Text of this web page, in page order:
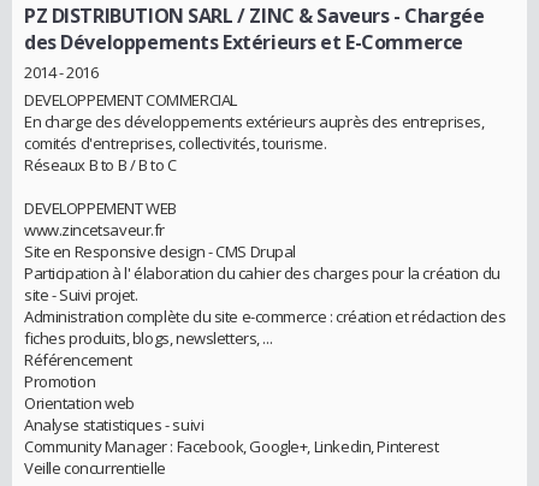
PZ DISTRIBUTION SARL / ZINC & Saveurs- Chargée
des Développements Extérieurs et E-Commerce
2014 - 2016
DEVELOPPEMENT COMMERCIAL
En charge des développements extérieurs auprès des entreprises,
comités d'entreprises, collectivités, tourisme.
Réseaux B to B / B to C
DEVELOPPEMENT WEB
www.zincetsaveur.fr
Site en Responsive design - CMS Drupal
Participation à l' élaboration du cahier des charges pour la création du
site - Suivi projet.
Administration complète du site e-commerce : création et rédaction des
fiches produits, blogs, newsletters, ...
Référencement
Promotion
Orientation web
Analyse statistiques - suivi
Community Manager : Facebook, Google+, Linkedin, Pinterest
Veille concurrentielle